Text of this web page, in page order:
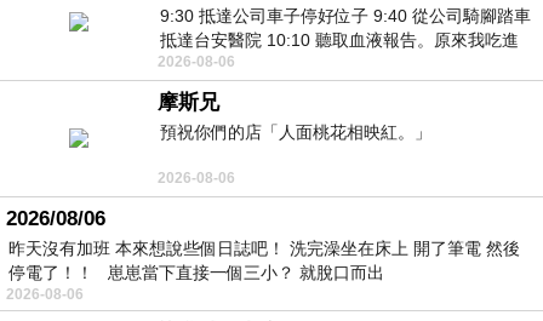
9:30 抵達公司車子停好位子 9:40 從公司騎腳踏車
抵達台安醫院 10:10 聽取血液報告。原來我吃進
去的 B12 彌可保並非沒有吸收而是超
2026-08-06
摩斯兄
預祝你們的店「人面桃花相映紅。」
2026-08-06
2026/08/06
昨天沒有加班 本來想說些個日誌吧！ 洗完澡坐在床上 開了筆電 然後
停電了！！ 崽崽當下直接一個三小？ 就脫口而出
2026-08-06